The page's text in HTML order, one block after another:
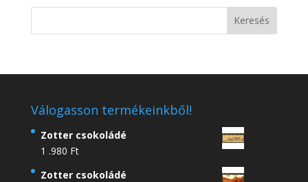
Válogasson termékeinkből!
Zotter csokoládé
1 .980 Ft
Zotter csokoládé